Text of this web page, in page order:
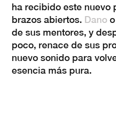
ha recibido este nuevo
brazos abiertos. Dano o
de sus mentores, y
poco, renace de sus
nuevo sonido para
esencia más pura.